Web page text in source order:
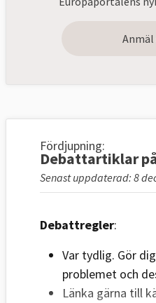
Anmäl
Fördjupning:
Debattartiklar
Senast uppdaterad: 8
Debattregler:
Var tydlig. Gör
problemet och
Länka gärna till